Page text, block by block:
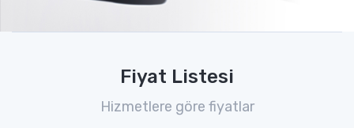
Fiyat Listesi
Hizmetlere göre fiyatlar